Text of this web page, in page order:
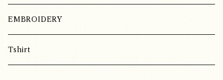
EMBROIDERY
Tshirt